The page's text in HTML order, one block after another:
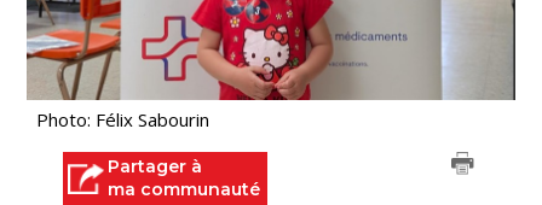
Photo: Félix Sabourin
Partager à
ma communauté